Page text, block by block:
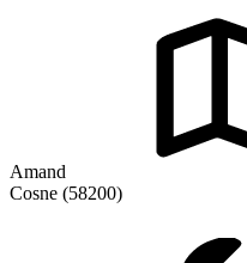
Amand
Cosne (58200)